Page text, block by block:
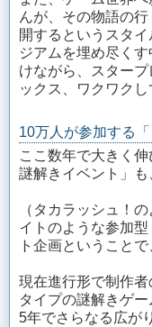
んが、その物語の
開するというスタ
ジアムを埋め尽く
けながら、スター
ックス、ワクワクし
10万人が参加する「
ここ数年で大きく
謎解きイベント」も
（タカラッシュ！
イトのような参加
ト企画ということ
現在進行形で制作
タイプの謎解きゲ
5年でさらなる広が